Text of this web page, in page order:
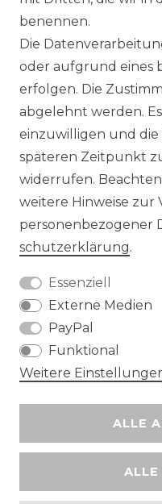
Unsere
Wir
benennen.
Die
oder aufgrund eines
erfolgen. Die
abgelehnt werden.
einzuwilligen und
späteren Zeitpunkt
widerrufen.
weitere Hinweise zur
personenbezogener
schutz­erklärung.
Essenziell
Externe Medien
PayPal
Funktional
Weitere
ALLE
ALLE